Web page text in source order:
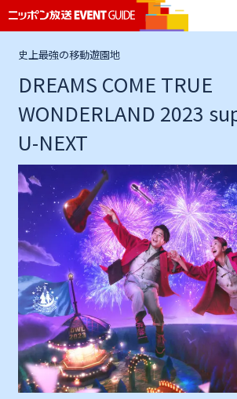
史上最強の移動遊園地
DREAMS COME TRUE
WONDERLAND 2023
U-NEXT